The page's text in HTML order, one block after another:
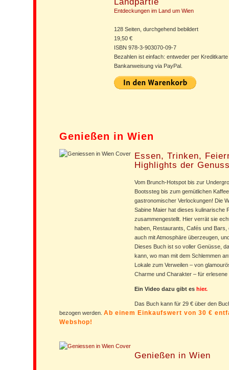
Entdeckungen im Land um Wien
128 Seiten, durchgehend bebildert
19,50 €
ISBN 978-3-903070-09-7
Bezahlen ist einfach: entweder per
Bankanweisung via PayPal.
Genießen in Wien
Essen, Trinken,
Highlights der
Vom Brunch-Hotspot bis zur
Bootssteg bis zum gemütlichen
gastronomischer Verlockungen! Die
Sabine Maier hat dieses kulinarische
zusammengestellt. Hier verrät sie
haben, Restaurants, Cafés und
auch mit Atmosphäre überzeugen,
Dieses Buch ist so voller Genüsse,
kann, wo man mit dem Schlemmen
Lokale zum Verweilen – von
Charme und Charakter – für erlesene
Ein Video dazu gibt es hier.
Das Buch kann für 29 € über den
bezogen werden. Ab einem Einkaufswert von 30 €
Webshop!
Genießen in Wien